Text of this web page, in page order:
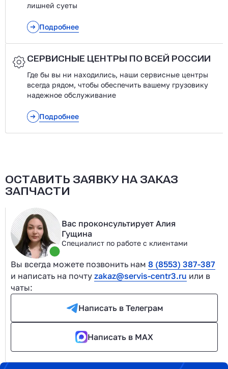
лишней суеты
Подробнее
СЕРВИСНЫЕ ЦЕНТРЫ ПО ВСЕЙ РОССИИ
Где бы вы ни находились, наши сервисные центры
всегда рядом, чтобы обеспечить вашему грузовику
надежное обслуживание
Подробнее
ОСТАВИТЬ ЗАЯВКУ НА ЗАКАЗ
ЗАПЧАСТИ
Вас проконсультирует Алия
Гущина
Специалист по работе с клиентами
Вы всегда можете позвонить нам 8 (8553) 387-387
и написать на почту zakaz@servis-centr3.ru или в
чаты:
Написать в Телеграм
Написать в MAX